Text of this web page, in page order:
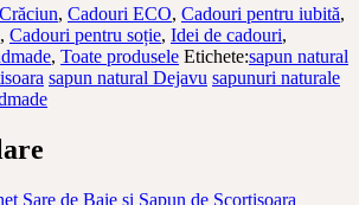
, Cadouri ECO, Cadouri pentru iubită,
, Cadouri pentru soție, Idei de cadouri,
, Toate produsele Etichete:sapun natural
sapun natural Dejavu sapunuri naturale